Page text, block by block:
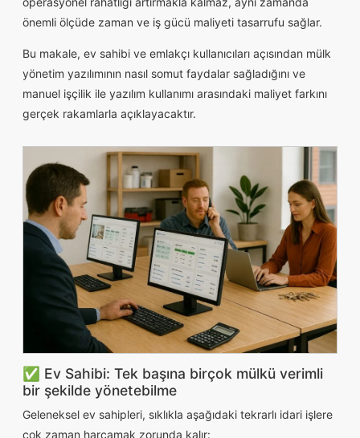
önemli ölçüde zaman ve iş gücü maliyeti tasarrufu sağlar.
Bu makale, ev sahibi ve emlakçı kullanıcıları açısından mülk
yönetim yazılımının nasıl somut faydalar sağladığını ve
manuel işçilik ile yazılım kullanımı arasındaki maliyet farkını
gerçek rakamlarla açıklayacaktır.
✅ Ev Sahibi: Tek başına birçok mülkü verimli
bir şekilde yönetebilme
Geleneksel ev sahipleri, sıklıkla aşağıdaki tekrarlı idari işlere
çok zaman harcamak zorunda kalır: